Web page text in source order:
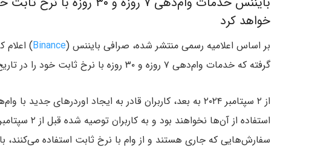
خواهد کرد
بر اساس اعلامیه رسمی منتشر شده، صرافی بایننس (Binance) اعلام
گرفته که خدمات وام‌دهی ۷ روزه و ۳۰ روزه با نرخ ثابت خود را در تاریخ ۲ سپتامبر ۲۰۲۴ متوقف کند.
از ۲ سپتامبر ۲۰۲۴ به بعد، کاربران قادر به ایجاد
استفاده از
سفارش‌هایی که جاری هستند و از وام با نرخ ثابت استفاده می‌کنند،